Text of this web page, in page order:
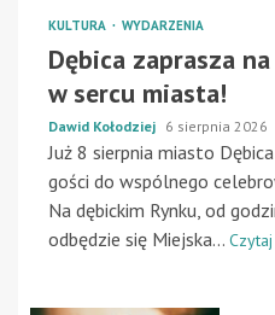
KULTURA WYDARZENIA
Dębica zaprasza
w sercu miasta!
Dawid Kołodziej 6 sierpnia 2026
Już 8 sierpnia miasto
gości do wspólnego
Na dębickim Rynku, od
odbędzie się Miejska...